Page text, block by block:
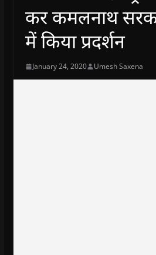
कर कमलनाथ
में किया प्रदर्शन
January 24, 2020 Umesh Saxena